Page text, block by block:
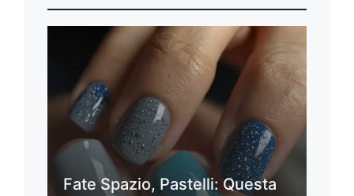
Fate Spazio, Pastelli: Questa